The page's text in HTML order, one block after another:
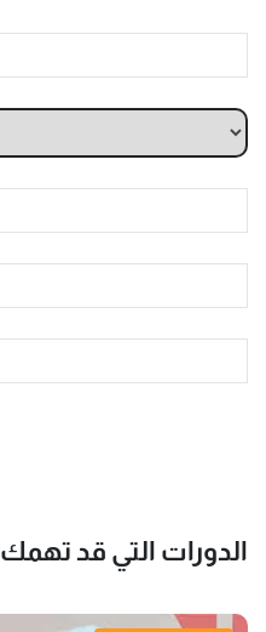
الدورات التي قد تهمك